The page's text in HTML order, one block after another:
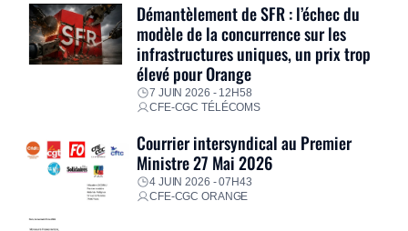
Démantèlement de SFR : l’échec du
modèle de la concurrence sur les
infrastructures uniques, un prix trop
élevé pour Orange
7 JUIN 2026 - 12H58
CFE-CGC TÉLÉCOMS
Courrier intersyndical au Premier
Ministre 27 Mai 2026
4 JUIN 2026 - 07H43
CFE-CGC ORANGE